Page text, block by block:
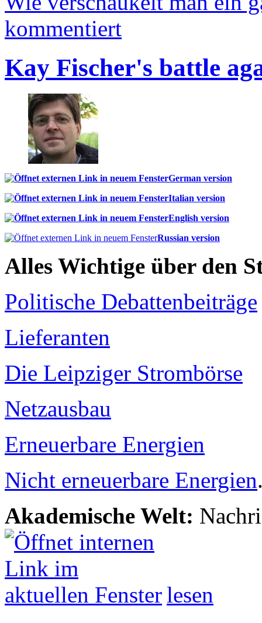
kommentiert
Kay Fischer's battle
German version
Italian version
English version
Russian version
Alles Wichtige über den
Politische Debattenbeiträge
Lieferanten
Die Leipziger Strombörse
Netzausbau
Erneuerbare Energien
Nicht erneuerbare Energien
Akademische Welt:
lesen